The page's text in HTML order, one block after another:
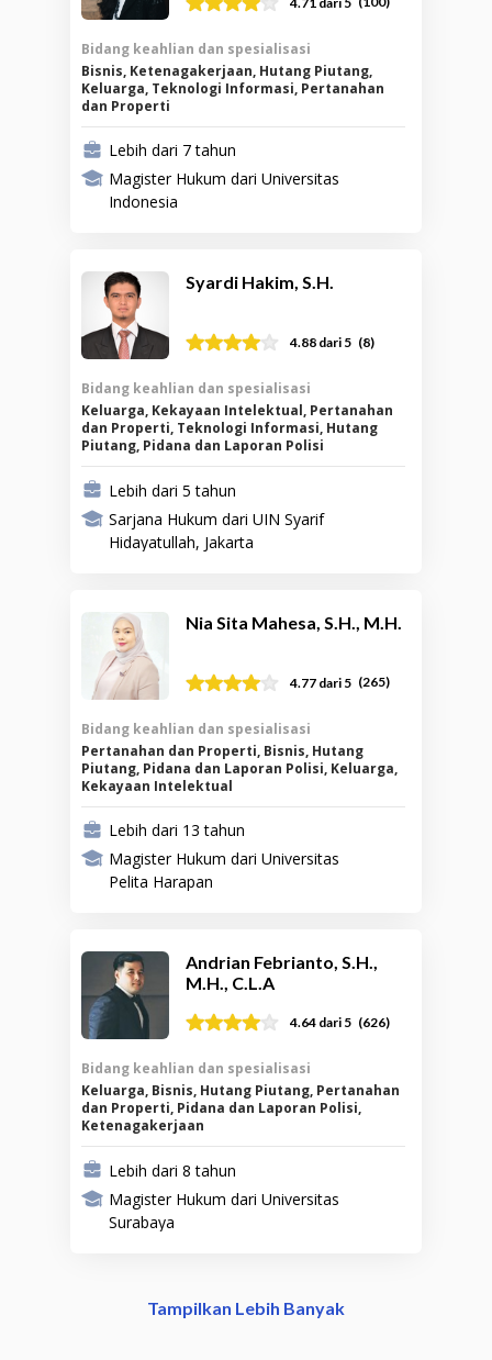
Bidang keahlian dan spesialisasi
Bisnis, Ketenagakerjaan, Hutang Piutang,
Keluarga, Teknologi Informasi, Pertanahan
dan Properti
Lebih dari 7 tahun
Magister Hukum dari Universitas
Indonesia
Syardi Hakim, S.H.
4.88 dari 5 (8)
Bidang keahlian dan spesialisasi
Keluarga, Kekayaan Intelektual, Pertanahan
dan Properti, Teknologi Informasi, Hutang
Piutang, Pidana dan Laporan Polisi
Lebih dari 5 tahun
Sarjana Hukum dari UIN Syarif
Hidayatullah, Jakarta
Nia Sita Mahesa, S.H., M.H.
4.77 dari 5 (265)
Bidang keahlian dan spesialisasi
Pertanahan dan Properti, Bisnis, Hutang
Piutang, Pidana dan Laporan Polisi, Keluarga,
Kekayaan Intelektual
Lebih dari 13 tahun
Magister Hukum dari Universitas
Pelita Harapan
Andrian Febrianto, S.H.,
M.H., C.L.A
4.64 dari 5 (626)
Bidang keahlian dan spesialisasi
Keluarga, Bisnis, Hutang Piutang, Pertanahan
dan Properti, Pidana dan Laporan Polisi,
Ketenagakerjaan
Lebih dari 8 tahun
Magister Hukum dari Universitas
Surabaya
Tampilkan Lebih Banyak